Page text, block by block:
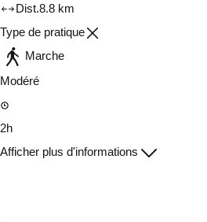
Dist.8.8 km
Type de pratique
Marche
Modéré
2h
Afficher plus d'informations